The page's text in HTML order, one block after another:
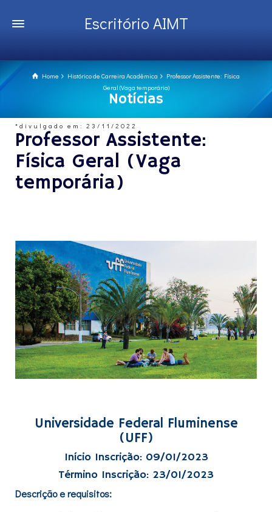
Escritório AIMT
Home Histórico de Carreira Acadêmica
Professor Assistente: Física
Geral (Vaga temporária)
Notícias
*divulgado em: 23/11/2022
Professor Assistente:
Física Geral (Vaga
temporária)
Universidade Federal Fluminense
(UFF)
Início Inscrição: 09/01/2023
Término Inscrição: 23/01/2023
Descrição e requisitos: